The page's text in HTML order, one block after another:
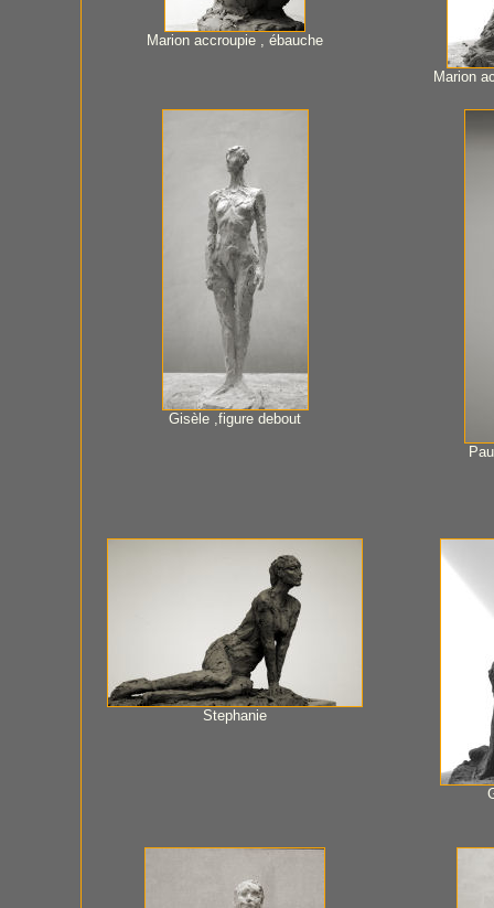
Marion accroupie , ébauche
Marion
Gisèle ,figure debout
Stephanie